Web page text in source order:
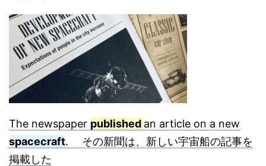
The newspaper published an article on a new
spacecraft. その新聞は、新しい宇宙船の記事を
掲載した